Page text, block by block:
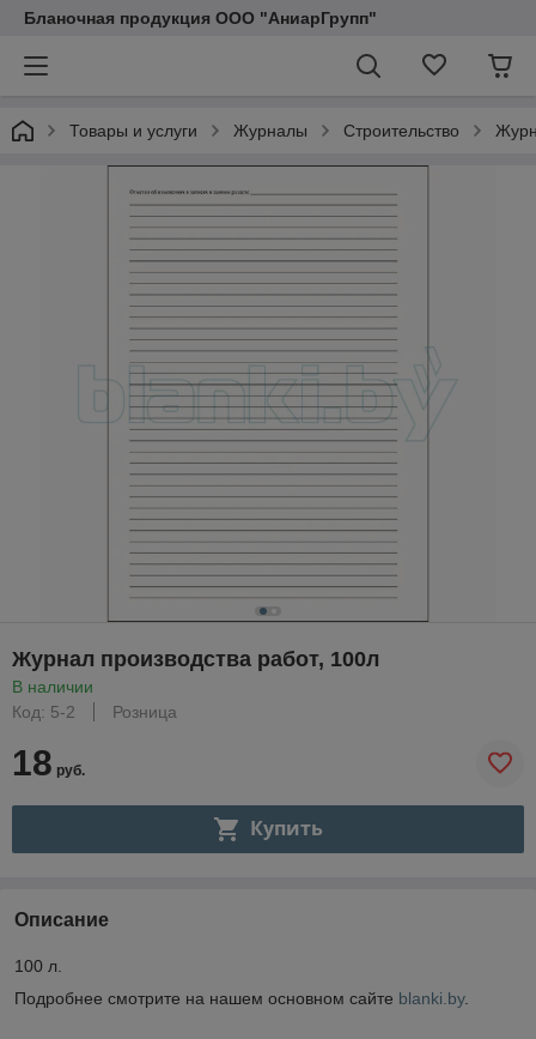
Бланочная продукция ООО "АниарГрупп"
Товары и услуги Журналы Строительство
Журнал производства работ, 100л
В наличии
Код: 5-2
Розница
18 руб.
Купить
Описание
100 л.
Подробнее смотрите на нашем основном сайте blanki.by.